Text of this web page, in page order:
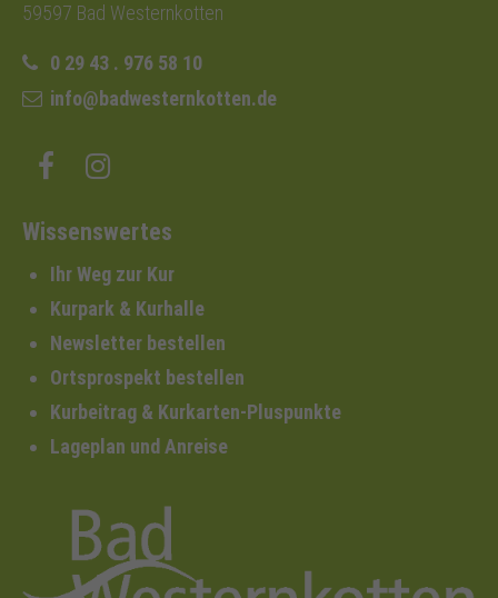
59597 Bad Westernkotten
0 29 43 . 976 58 10
info@badwesternkotten.de
Wissenswertes
Ihr Weg zur Kur
Kurpark & Kurhalle
Newsletter bestellen
Ortsprospekt bestellen
Kurbeitrag & Kurkarten-Pluspunkte
Lageplan und Anreise